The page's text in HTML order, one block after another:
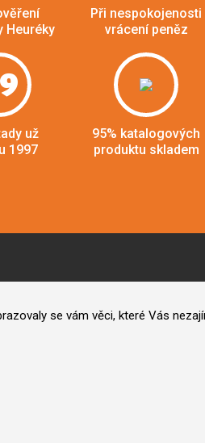
Heuréky
Při nespokojenosti
vrácení peněz
už
1997
95% katalogových
produktu skladem
se vám věci, které Vás